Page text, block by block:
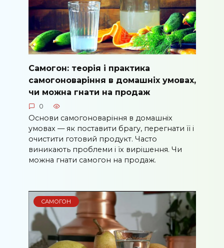
Самогон: теорія і практика
самогоноваріння в домашніх умовах,
чи можна гнати на продаж
0
Основи самогоноваріння в домашніх
умовах — як поставити брагу, перегнати її і
очистити готовий продукт. Часто
виникають проблеми і їх вирішення. Чи
можна гнати самогон на продаж.
САМОГОН